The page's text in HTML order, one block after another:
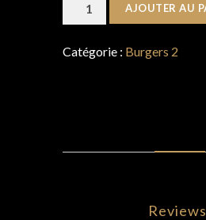
de
Formule
AJOUTER AU
Catégorie : Burgers 2
Reviews